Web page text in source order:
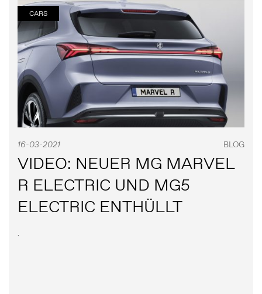
PRESSEMELDUNGEN
BILDERGALERIE
MG MOTOR
CARS
16-03-2021 BLOG
VIDEO: NEUER MG MARVEL
R ELECTRIC UND MG5
ELECTRIC ENTHÜLLT
.